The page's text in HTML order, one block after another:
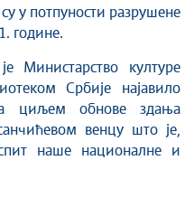
у потпуности разрушене
године.
Министарство културе
Србије најавило
циљем обнове здања
венцу што је,
наше националне и